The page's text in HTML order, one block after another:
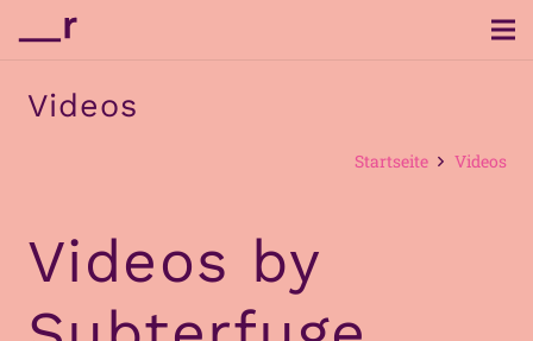
Videos
Startseite Videos
Videos by